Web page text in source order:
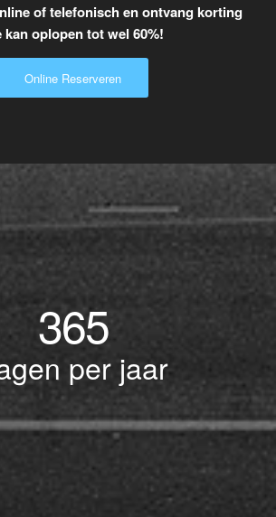
of telefonisch en ontvang korting
kan oplopen tot wel 60%!
Online Reserveren
365
per jaar